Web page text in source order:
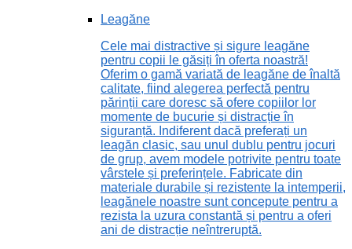
Leagăne
Cele mai distractive și sigure leagăne
pentru copii le găsiți în oferta noastră!
Oferim o gamă variată de leagăne de înaltă
calitate, fiind alegerea perfectă pentru
părinții care doresc să ofere copiilor lor
momente de bucurie și distracție în
siguranță. Indiferent dacă preferați un
leagăn clasic, sau unul dublu pentru jocuri
de grup, avem modele potrivite pentru toate
vârstele și preferințele. Fabricate din
materiale durabile și rezistente la intemperii,
leagănele noastre sunt concepute pentru a
rezista la uzura constantă și pentru a oferi
ani de distracție neîntreruptă.